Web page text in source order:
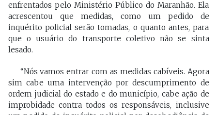
enfrentados pelo Ministério Público do Maranhão. Ela
acrescentou que medidas, como um pedido de
inquérito policial serão tomadas, o quanto antes, para
que o usuário do transporte coletivo não se sinta
lesado.
“Nós vamos entrar com as medidas cabíveis. Agora
sim cabe uma intervenção por descumprimento de
ordem judicial do estado e do município, cabe ação de
improbidade contra todos os responsáveis, inclusive